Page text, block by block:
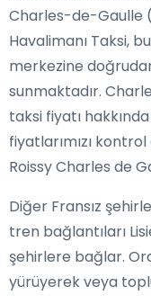
Charles-de-Gaulle
Havalimanı Taksi,
merkezine
sunmaktadır.
taksi fiyatı
fiyatlarımızı
Roissy Charles de
Diğer Fransız
tren bağlantıları
şehirlere bağlar.
yürüyerek veya